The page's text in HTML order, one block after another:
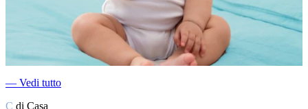
― Vedi tutto
C di Casa